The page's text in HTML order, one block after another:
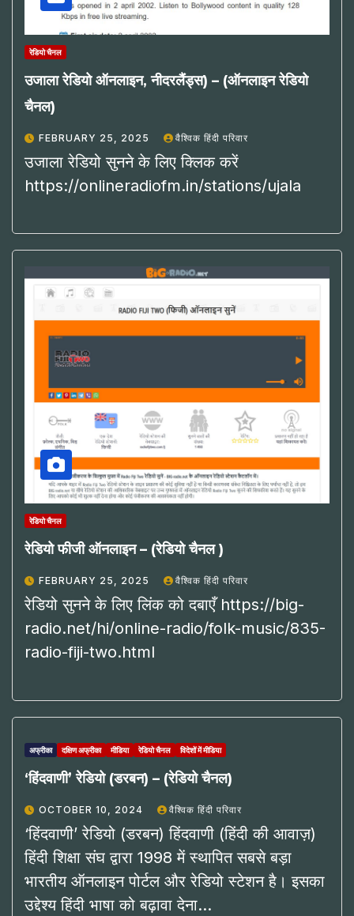
रेडियो चैनल
उजाला रेडियो ऑनलाइन, नीदरलैंड्स) – (ऑनलाइन रेडियो
चैनल)
FEBRUARY 25, 2025 वैश्विक हिंदी परिवार
उजाला रेडियो सुनने के लिए क्लिक करें
https://onlineradiofm.in/stations/ujala
रेडियो चैनल
रेडियो फीजी ऑनलाइन – (रेडियो चैनल )
FEBRUARY 25, 2025 वैश्विक हिंदी परिवार
रेडियो सुनने के लिए लिंक को दबाएँ https://big-
radio.net/hi/online-radio/folk-music/835-
radio-fiji-two.html
अफ्रीका दक्षिण अफ्रीका मीडिया रेडियो चैनल विदेशों में मीडिया
‘हिंदवाणी’ रेडियो (डरबन) – (रेडियो चैनल)
OCTOBER 10, 2024 वैश्विक हिंदी परिवार
‘हिंदवाणी’ रेडियो (डरबन) हिंदवाणी (हिंदी की आवाज़)
हिंदी शिक्षा संघ द्वारा 1998 में स्थापित सबसे बड़ा
भारतीय ऑनलाइन पोर्टल और रेडियो स्टेशन है। इसका
उद्देश्य हिंदी भाषा को बढ़ावा देना…